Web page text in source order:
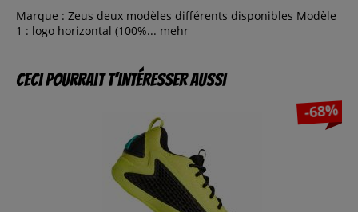
Marque : Zeus deux modèles différents disponibles Modèle
1 : logo horizontal (100%... mehr
Ceci pourrait t’intéresser aussi
-68%